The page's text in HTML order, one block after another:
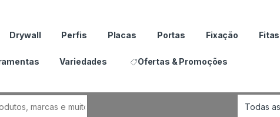
Drywall Perfis Placas Portas Fixação Fitas
Variedades Ofertas & Promoções